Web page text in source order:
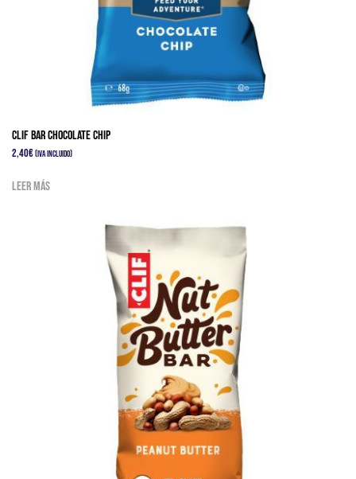
CLIF BAR CHOCOLATE CHIP
2,40€(IVA Incluido)
Leer más